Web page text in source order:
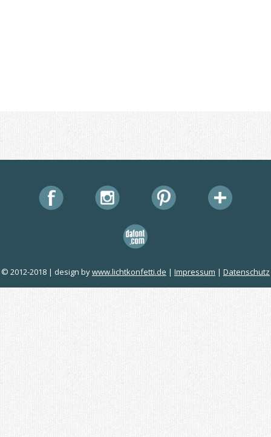
© 2012-2018 | design bywww.lichtkonfetti.de | Impressum | Datenschutz